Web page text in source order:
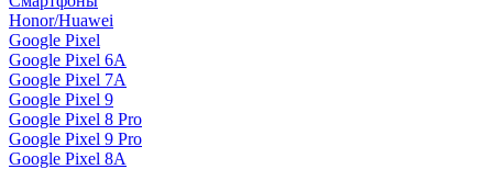
Honor/Huawei
Google Pixel
Google Pixel 6A
Google Pixel 7А
Google Pixel 9
Google Pixel 8 Pro
Google Pixel 9 Pro
Google Pixel 8A